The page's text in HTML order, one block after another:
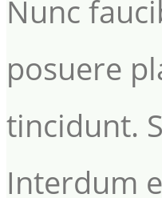
Nunc
posuere
tincidunt.
Interdum